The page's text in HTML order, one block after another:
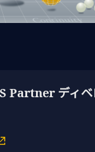
Partner ディベ